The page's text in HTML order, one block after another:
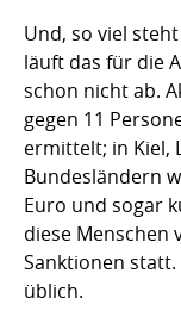
Und, so viel
läuft das für die
schon nicht ab.
gegen 11
ermittelt; in Kiel,
Bundesländern
Euro und sogar
diese Menschen
Sanktionen statt.
üblich.